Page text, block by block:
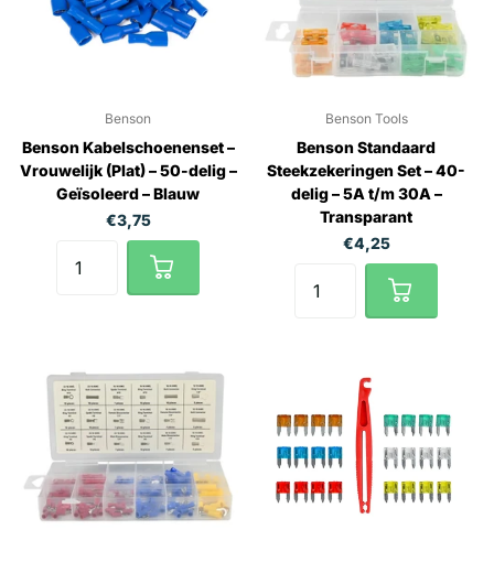
Benson
Benson Kabelschoenenset –
Vrouwelijk (Plat) – 50-delig –
Geïsoleerd – Blauw
€3,75
Benson Tools
Benson Standaard
Steekzekeringen Set – 40-
delig – 5A t/m 30A –
Transparant
€4,25